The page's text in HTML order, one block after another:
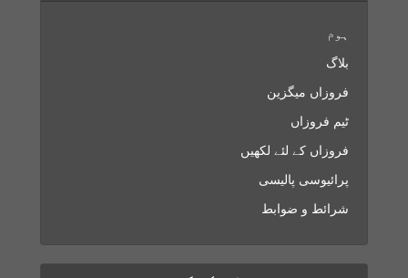
ہوم
بلاگ
فروزاں میگزین
ٹیم فروزاں
فروزاں کے لئے لکھیں
پرائیوسی پالیسی
شرائط و ضوابط